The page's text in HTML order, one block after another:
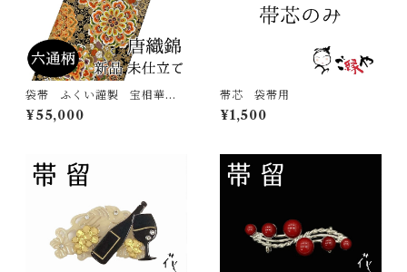
袋帯 ふくい謹製 宝相華
菊唐草 六通柄 唐織錦 西
陣 正絹 日本製 未仕立
¥55,000
帯芯 袋帯用
¥1,500